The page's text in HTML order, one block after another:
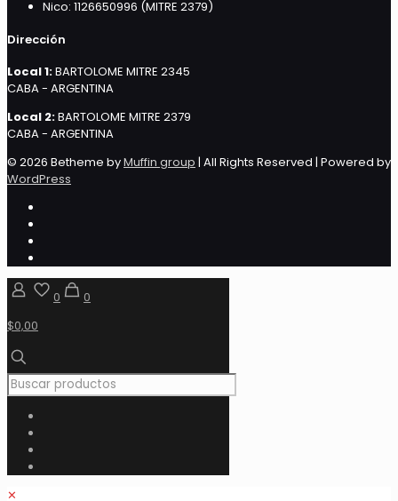
Nico: 1126650996 (MITRE 2379)
Dirección
Local 1:BARTOLOME MITRE 2345
CABA - ARGENTINA
Local 2:BARTOLOME MITRE 2379
CABA - ARGENTINA
© 2026 Betheme byMuffin group | All Rights Reserved | Powered by
WordPress
0
0
$0,00
✕